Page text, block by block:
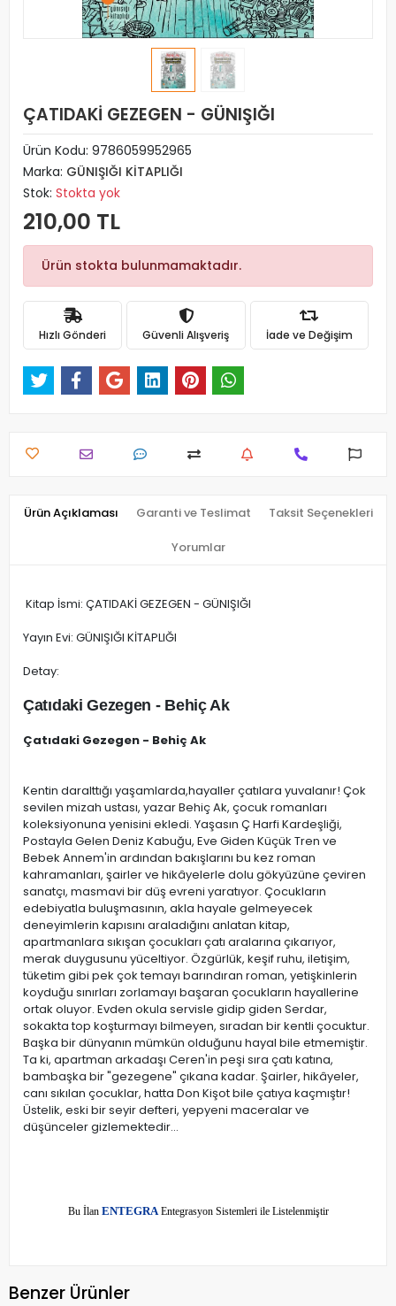
ÇATIDAKİ GEZEGEN - GÜNIŞIĞI
Ürün Kodu: 9786059952965
Marka: GÜNIŞIĞI KİTAPLIĞI
Stok: Stokta yok
210,00 TL
Ürün stokta bulunmamaktadır.
Hızlı Gönderi Güvenli Alışveriş İade ve Değişim
Ürün Açıklaması Garanti ve Teslimat Taksit Seçenekleri
Yorumlar
Kitap İsmi: ÇATIDAKİ GEZEGEN - GÜNIŞIĞI
Yayın Evi: GÜNIŞIĞI KİTAPLIĞI
Detay:
Çatıdaki Gezegen - Behiç Ak
Çatıdaki Gezegen - Behiç Ak
Kentin daralttığı yaşamlarda,hayaller çatılara yuvalanır! Çok
sevilen mizah ustası, yazar Behiç Ak, çocuk romanları
koleksiyonuna yenisini ekledi. Yaşasın Ç Harfi Kardeşliği,
Postayla Gelen Deniz Kabuğu, Eve Giden Küçük Tren ve
Bebek Annem'in ardından bakışlarını bu kez roman
kahramanları, şairler ve hikâyelerle dolu gökyüzüne çeviren
sanatçı, masmavi bir düş evreni yaratıyor. Çocukların
edebiyatla buluşmasının, akla hayale gelmeyecek
deneyimlerin kapısını araladığını anlatan kitap,
apartmanlara sıkışan çocukları çatı aralarına çıkarıyor,
merak duygusunu yüceltiyor. Özgürlük, keşif ruhu, iletişim,
tüketim gibi pek çok temayı barındıran roman, yetişkinlerin
koyduğu sınırları zorlamayı başaran çocukların hayallerine
ortak oluyor. Evden okula servisle gidip giden Serdar,
sokakta top koşturmayı bilmeyen, sıradan bir kentli çocuktur.
Başka bir dünyanın mümkün olduğunu hayal bile etmemiştir.
Ta ki, apartman arkadaşı Ceren'in peşi sıra çatı katına,
bambaşka bir "gezegene" çıkana kadar. Şairler, hikâyeler,
canı sıkılan çocuklar, hatta Don Kişot bile çatıya kaçmıştır!
Üstelik, eski bir seyir defteri, yepyeni maceralar ve
düşünceler gizlemektedir...
Bu İlan ENTEGRAEntegrasyon Sistemleri ile Listelenmiştir
Benzer Ürünler